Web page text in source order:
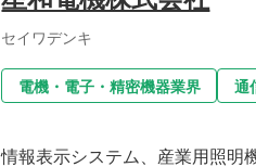
セイワデンキ
電機・電子・精密機器業界 通
情報表示システム、産業用照明